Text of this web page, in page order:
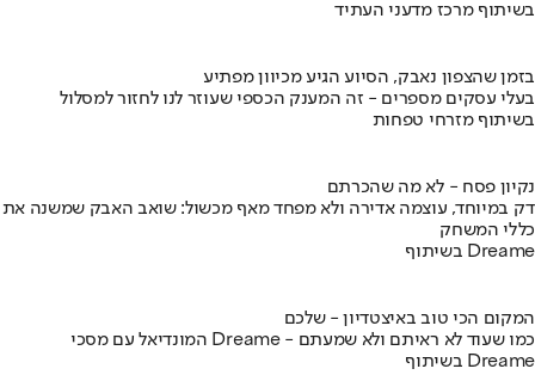
בשיתוף מרכז מדעני העתיד
בזמן שהצפון נאבק, הסיוע הגיע מכיוון מפתיע
בעלי עסקים מספרים - זה המענק הכספי שעוזר לנו לחזור למסלול
בשיתוף מזרחי טפחות
נקיון פסח - לא מה שהכרתם
דק במיוחד, עוצמה אדירה ולא מפחד מאף מכשול: שואב האבק שמשנה את
כללי המשחק
בשיתוף Dreame
המקום הכי טוב באיצטדיון - שלכם
המונדיאל עם מסכי Dreame - כמו שעוד לא ראיתם ולא שמעתם
בשיתוף Dreame